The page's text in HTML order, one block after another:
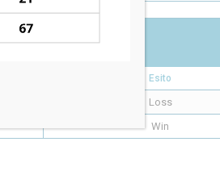
Esito
Loss
Win